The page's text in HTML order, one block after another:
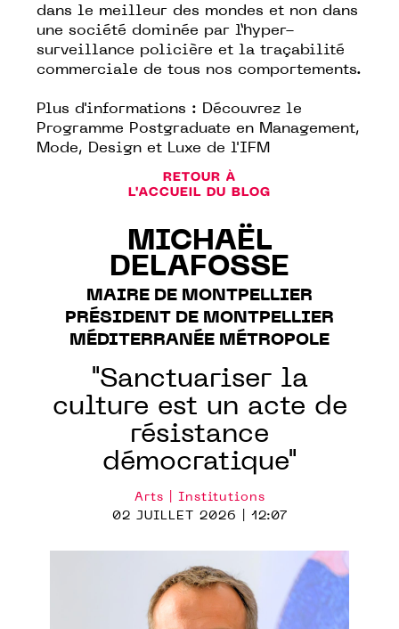
dans le meilleur des mondes et non dans
une société dominée par l’hyper-
surveillance policière et la traçabilité
commerciale de tous nos comportements.
Plus d'informations : Découvrez le
Programme Postgraduate en Management,
Mode, Design et Luxe de l'IFM
RETOUR À
L'ACCUEIL DU BLOG
MICHAËL
DELAFOSSE
MAIRE DE MONTPELLIER
PRÉSIDENT DE MONTPELLIER
MÉDITERRANÉE MÉTROPOLE
"Sanctuariser la
culture est un acte de
résistance
démocratique"
Arts | Institutions
02 JUILLET 2026 | 12:07